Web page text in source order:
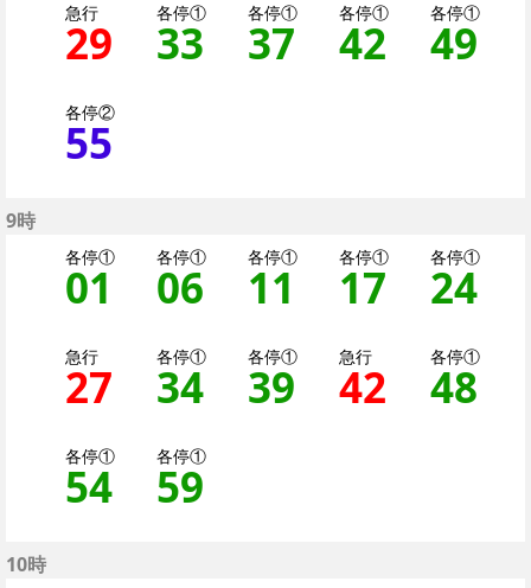
急行
29 29分はつ 急行大井町
各停①
33 33分はつ 各停
各停①
37 37分はつ
各停①
42 42分
各停①
49
各停②
55
9時
各停①
01 1分はつ 各停（二子
各停①
06 6分はつ 各停（
各停①
11 11分はつ
各停①
17 17分
各停①
24
急行
27 27分はつ 急行大井町
各停①
34 34分はつ 各停
各停①
39 39分はつ
急行
42 42分
各停①
48
各停①
54 54分はつ 各停（二
各停①
59
10時